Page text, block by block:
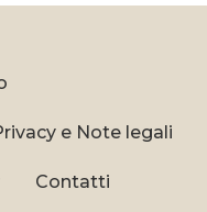
e Note legali
Contatti